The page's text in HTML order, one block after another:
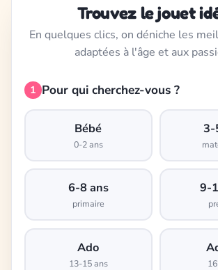
Trouvez le jouet
En quelques clics, on déniche les
adaptées à l'âge et aux
1 Pour qui cherchez-vous ?
Bébé
0-2 ans
3-
6-8 ans
primaire
9-
Ado
13-15 ans